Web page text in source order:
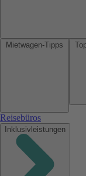
Reisebüros
Inklusivleistungen